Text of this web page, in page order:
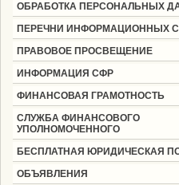
ОБРАБОТКА ПЕРСОНАЛЬНЫХ
ПЕРЕЧНИ ИНФОРМАЦИОННЫХ
ПРАВОВОЕ ПРОСВЕЩЕНИЕ
ИНФОРМАЦИЯ СФР
ФИНАНСОВАЯ ГРАМОТНОСТЬ
СЛУЖБА ФИНАНСОВОГО
УПОЛНОМОЧЕННОГО
БЕСПЛАТНАЯ ЮРИДИЧЕСКАЯ
ОБЪЯВЛЕНИЯ